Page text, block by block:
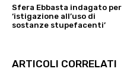
Sfera Ebbasta indagato per
‘istigazione all’uso di
sostanze stupefacenti’
ARTICOLI CORRELATI